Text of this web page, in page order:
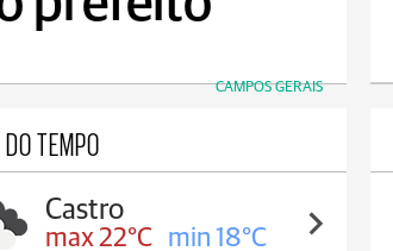
CAMPOS GERAIS
TEMPO
Carambeí
max 21°C min 18°C